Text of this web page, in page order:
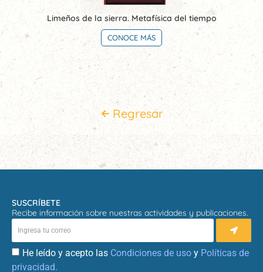
Limeños de la sierra. Metafísica del tiempo
CONOCE MÁS
Regresar
SUSCRÍBETE
Recibe información sobre nuestras actividades y publicaciones.
He leído y acepto las Condiciones de uso y Políticas de
privacidad.